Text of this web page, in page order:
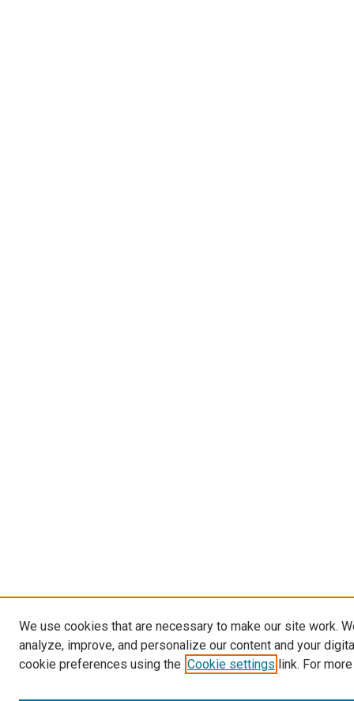
We use cookies that are necessary to make our site work.
analyze, improve, and personalize our content and your
cookie preferences using the Cookie settings link. For